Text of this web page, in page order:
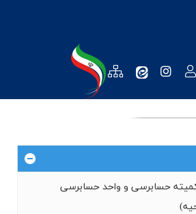
تکنولوژی و توسعه
فروش و مشتریان
حسابرسی و واحد حسابرسی